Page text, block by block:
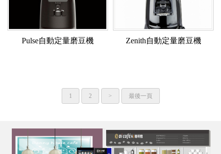
Pulse自動定量磨豆機 Zenith自動定量磨豆機
1 2 > 最後一頁